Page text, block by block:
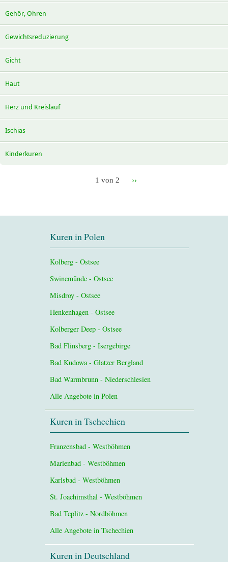
Gehör, Ohren
Gewichtsreduzierung
Gicht
Haut
Herz und Kreislauf
Ischias
Kinderkuren
1 von 2 ››
Kuren in Polen
Kolberg - Ostsee
Swinemünde - Ostsee
Misdroy - Ostsee
Henkenhagen - Ostsee
Kolberger Deep - Ostsee
Bad Flinsberg - Isergebirge
Bad Kudowa - Glatzer Bergland
Bad Warmbrunn - Niederschlesien
Alle Angebote in Polen
Kuren in Tschechien
Franzensbad - Westböhmen
Marienbad - Westböhmen
Karlsbad - Westböhmen
St. Joachimsthal - Westböhmen
Bad Teplitz - Nordböhmen
Alle Angebote in Tschechien
Kuren in Deutschland